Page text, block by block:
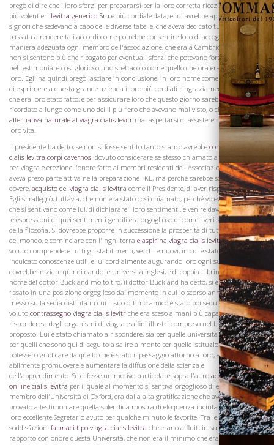
pregò di dire che i loro sforzi per prepararsi per la loro corretta ricezione era stato
più volentieri levitra generico 5m e più cordiale data, e lui avrebbe appello a quei
signori che sedevano a capo delle diverse tabelle, che aveva dedicato tutta la notte
passata a rendere tali accordi come potrebbe consentire loro di accogliere in
maniera adeguata ogni membro dell'associazione, che era a Cambridge, sia che
non si sentono più che ripagato per eventuali sforzi che potevano forse avere fatto,
nel testimoniare così glorioso uno spettacolo come quello che ora era davanti a
loro. Egli ha quindi pregò lasciare in conclusione, in loro nome come pure nella sua,
di esprimere a questa grande azienda i loro più cordiali ringraziamenti per l'onore
che era loro stato fatto, e per assicurare loro che questo giorno sarebbe stato
ricordato a lungo come uno dei il più fiero che avevano mai visto, o che potrebbero
alternativa naturale al viagra cialis levitr mai aspettarsi di assistere nel corso della
loro vita.
Il presidente ha detto, se non si fosse sentito tanto stanco avrebbe confronto viagra
cialis levitra corpi cavernosi dovuto considerare se stesso chiamato a rendere grazie
per viagra e erezione l'onore fatto ai membri residenti dell'Associazione, non perché
aveva preso parte attiva nella preparazione TKE, ma perché sarebbe sono stati il ​​suo
dovere, acquisto del viagra cialis levitra come il Presidente, di aver risposto per loro.
Egli si rallegrò, tuttavia, che non era stato così chiamato, perché voleva altri uomini,
che si sentivano come lui, di dichiarare i loro sentimenti, e venire davanti a loro con
le espressioni di quei sentimenti gentili era orgoglioso di come i veri sentimenti
della filosofia. Si dovrebbe proporre in successione la prosperità di tutte le Università
del mondo, e cominciare con l'Inghilterra e aspirina viagra cialis levitrin cui ha
voluto comprendere tutti gli stabilimenti, vecchi e nuovi, in cui è stato viagra prezzo
inculcato conoscenze utili, e lui cordialmente augurando loro ogni successo. Si
dovrebbe iniziare quindi dando le Università inglesi, e di coppia il brindisi con il
nome del dottor Buckland molto tifo, il dottor Buckland ha detto, si era sentito
fissato in una posizione orgoglioso dal momento in cui lo scorso anno era stato
messo sulla sedia distinta in cui il suo ottimo amico è stato poi seduto. Avrebbe
voluto contrassegno viagra cialis levitr che era sceso a mani più capaci di
rispondere a degli organismi di viagra e affini illustri compreso nel brindisi poi
proposto. Lui è stato chiamato a rispondere, sia per quelle università che esistono e
per quelli che sono qui di seguito a salire a monte per quelle istituzioni che, se
potessero giudicare da quello che è stato il passaggio attorno a loro, erano così
abilmente promuovere e aumentare la diffusione della scienza e
dell'apprendimento. Se ci fosse un motivo particolare sopra l'altro acquista viagra
on line cialis levitra per il quale al momento si sentiva orgoglioso di essere un
membro dell'Università di Oxford, era dalla alta gratificazione che aveva prima
provato a testimoniare quella splendida mostra di eloquenza incinta con la quale la
loro eccellente Segretario avuto per qualche minuto le favorite. Tra le tante
soddisfazioni farmaci tipo viagra cialis levitra che erano affluiti in su di lui, dal suo
rapporto con onore questa Università, che non era il minimo che era stato
Visita la
Cantina